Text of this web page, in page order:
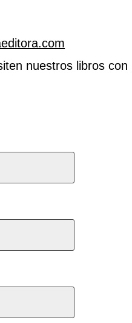
nuestros libros